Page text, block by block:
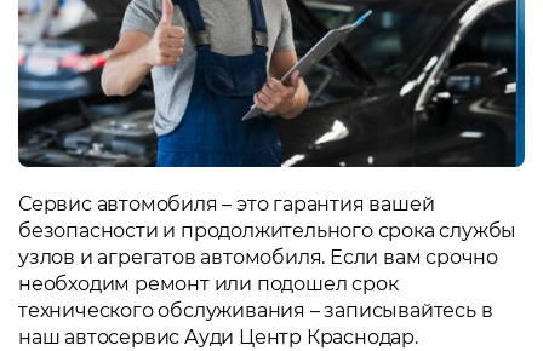
Сервис автомобиля – это гарантия вашей
безопасности и продолжительного срока службы
узлов и агрегатов автомобиля. Если вам срочно
необходим ремонт или подошел срок
технического обслуживания – записывайтесь в
наш автосервис Ауди Центр Краснодар.